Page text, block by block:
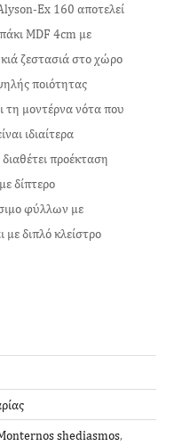
Ex 160 αποτελεί
MDF 4cm με
ζεστασιά στο χώρο
ποιότητας
τη μοντέρνα νότα που
ιδιαίτερα
προέκταση
δίπτερο
φύλλων με
διπλό κλείστρο
shediasmos,